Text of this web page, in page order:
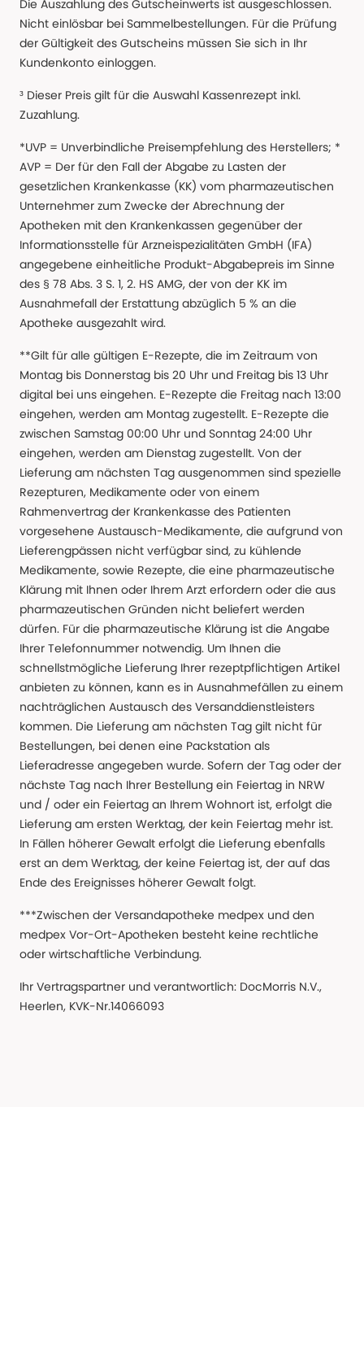
Die Auszahlung des Gutscheinwerts ist ausgeschlossen.
Nicht einlösbar bei Sammelbestellungen. Für die Prüfung
der Gültigkeit des Gutscheins müssen Sie sich in Ihr
Kundenkonto einloggen.
³ Dieser Preis gilt für die Auswahl Kassenrezept inkl.
Zuzahlung.
*UVP = Unverbindliche Preisempfehlung des Herstellers; *
AVP = Der für den Fall der Abgabe zu Lasten der
gesetzlichen Krankenkasse (KK) vom pharmazeutischen
Unternehmer zum Zwecke der Abrechnung der
Apotheken mit den Krankenkassen gegenüber der
Informationsstelle für Arzneispezialitäten GmbH (IFA)
angegebene einheitliche Produkt-Abgabepreis im Sinne
des § 78 Abs. 3 S. 1, 2. HS AMG, der von der KK im
Ausnahmefall der Erstattung abzüglich 5 % an die
Apotheke ausgezahlt wird.
**Gilt für alle gültigen E-Rezepte, die im Zeitraum von
Montag bis Donnerstag bis 20 Uhr und Freitag bis 13 Uhr
digital bei uns eingehen. E-Rezepte die Freitag nach 13:00
eingehen, werden am Montag zugestellt. E-Rezepte die
zwischen Samstag 00:00 Uhr und Sonntag 24:00 Uhr
eingehen, werden am Dienstag zugestellt. Von der
Lieferung am nächsten Tag ausgenommen sind spezielle
Rezepturen, Medikamente oder von einem
Rahmenvertrag der Krankenkasse des Patienten
vorgesehene Austausch-Medikamente, die aufgrund von
Lieferengpässen nicht verfügbar sind, zu kühlende
Medikamente, sowie Rezepte, die eine pharmazeutische
Klärung mit Ihnen oder Ihrem Arzt erfordern oder die aus
pharmazeutischen Gründen nicht beliefert werden
dürfen. Für die pharmazeutische Klärung ist die Angabe
Ihrer Telefonnummer notwendig. Um Ihnen die
schnellstmögliche Lieferung Ihrer rezeptpflichtigen Artikel
anbieten zu können, kann es in Ausnahmefällen zu einem
nachträglichen Austausch des Versanddienstleisters
kommen. Die Lieferung am nächsten Tag gilt nicht für
Bestellungen, bei denen eine Packstation als
Lieferadresse angegeben wurde. Sofern der Tag oder der
nächste Tag nach Ihrer Bestellung ein Feiertag in NRW
und / oder ein Feiertag an Ihrem Wohnort ist, erfolgt die
Lieferung am ersten Werktag, der kein Feiertag mehr ist.
In Fällen höherer Gewalt erfolgt die Lieferung ebenfalls
erst an dem Werktag, der keine Feiertag ist, der auf das
Ende des Ereignisses höherer Gewalt folgt.
***Zwischen der Versandapotheke medpex und den
medpex Vor-Ort-Apotheken besteht keine rechtliche
oder wirtschaftliche Verbindung.
Ihr Vertragspartner und verantwortlich: DocMorris N.V.,
Heerlen, KVK-Nr.14066093